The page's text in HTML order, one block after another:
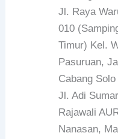
Jl. Raya
010
Timur) Kel.
Pasuruan,
Cabang Solo
Jl. Adi
Rajawali
Nanasan,